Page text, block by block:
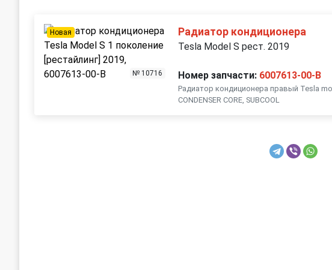
Новая
№ 10716
Радиатор кондиционера
Tesla Model S рест. 2019
Номер запчасти: 6007613-00-B
Радиатор кондиционера правый Tesla
CONDENSER CORE, SUBCOOL